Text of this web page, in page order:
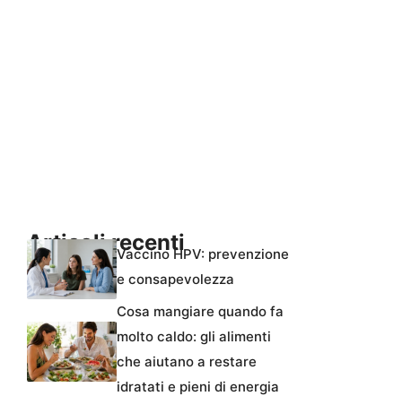
Articoli recentiVaccino HPV: prevenzione
e consapevolezza
Cosa mangiare quando fa
molto caldo: gli alimenti
che aiutano a restare
idratati e pieni di energia